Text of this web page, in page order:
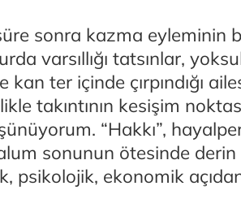
süre sonra kazma eyleminin
varsıllığı tatsınlar,
kan ter içinde çırpındığı
takıntının kesişim
“Hakkı”,
sonunun ötesinde derin
psikolojik, ekonomik